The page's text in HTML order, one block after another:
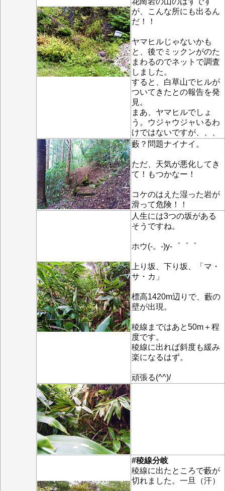
が、こんな所にも出るん
だ！！
ヤマヒルじゃないかも
と、後でミックンがのた
まわるのでネットで調査
しました。
すると、白草山でヒルが
ついてきたとの報告を発
見。
まあ、ヤマヒルでしょ
う。ウジャウジャいるわ
けではないですが、、、
藪？問題ナイナイ。
ただ、天気が悪化してき
て！もつかなー！
コケのはえた湿った岩が
滑って危険！！
人生には3つの坂がある
そうですね。
ホウ(-。-)y-゜゜゜
上り坂、下り坂、「マ・
サ・カ」
標高1420m辺りで、藪の
壁が出現。
稜線まではあと50m＋程
度です。
稜線に出れば斜度も緩み
楽になるはず。
頑張る(^^)/
#稜線分岐
稜線に出たところで藪が
切れました。一旦（汗）